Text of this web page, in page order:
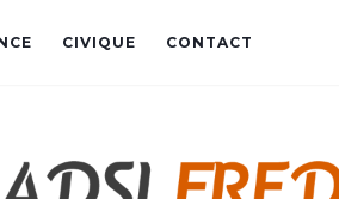
CIVIQUE CONTACT